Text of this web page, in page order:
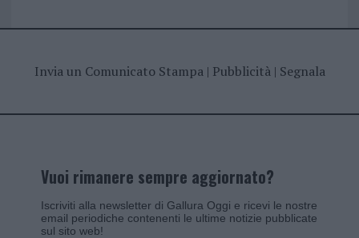
Invia un Comunicato Stampa| Pubblicità| Segnala
Vuoi rimanere sempre aggiornato?
Iscriviti alla newsletter di Gallura Oggi e ricevi le nostre
email periodiche contenenti le ultime notizie pubblicate
sul sito web!